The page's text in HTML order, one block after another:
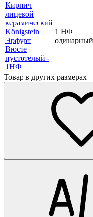
Кирпич
лицевой
керамический
Königstein
Эрфурт
Вюсте
пустотелый -
1НФ
1 НФ
одинарный
Товар в других размерах